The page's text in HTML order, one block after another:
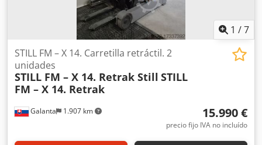
1 /7
Galanta 1.907 km
STILL FM – X 14. Carretilla retráctil. 2
unidades
STILL FM – X 14. Retrak Still STILL
FM – X 14. Retrak
15.990 €
precio fijo IVA no incluído